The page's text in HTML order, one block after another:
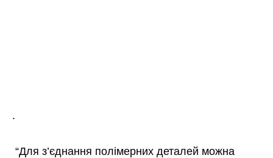
.
“Для з’єднання полімерних деталей можна